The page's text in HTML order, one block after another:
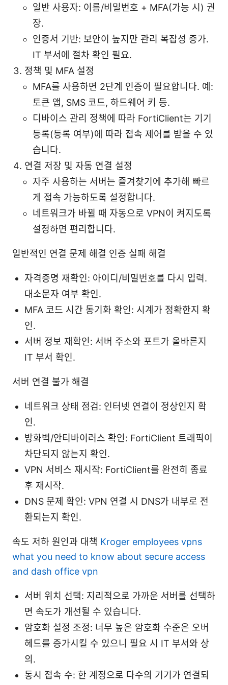
일반 사용자: 이름/비밀번호 + MFA(가능 시) 권
장.
인증서 기반: 보안이 높지만 관리 복잡성 증가.
IT 부서에 절차 확인 필요.
정책 및 MFA 설정
MFA를 사용하면 2단계 인증이 필요합니다. 예:
토큰 앱, SMS 코드, 하드웨어 키 등.
디바이스 관리 정책에 따라 FortiClient는 기기
등록(등록 여부)에 따라 접속 제어를 받을 수 있
습니다.
연결 저장 및 자동 연결 설정
자주 사용하는 서버는 즐겨찾기에 추가해 빠르
게 접속 가능하도록 설정합니다.
네트워크가 바뀔 때 자동으로 VPN이 켜지도록
설정하면 편리합니다.
일반적인 연결 문제 해결 인증 실패 해결
자격증명 재확인: 아이디/비밀번호를 다시 입력.
대소문자 여부 확인.
MFA 코드 시간 동기화 확인: 시계가 정확한지 확
인.
서버 정보 재확인: 서버 주소와 포트가 올바른지
IT 부서 확인.
서버 연결 불가 해결
네트워크 상태 점검: 인터넷 연결이 정상인지 확
인.
방화벽/안티바이러스 확인: FortiClient 트래픽이
차단되지 않는지 확인.
VPN 서비스 재시작: FortiClient를 완전히 종료
후 재시작.
DNS 문제 확인: VPN 연결 시 DNS가 내부로 전
환되는지 확인.
속도 저하 원인과 대책 Kroger employees vpns
what you need to know about secure access
and dash office vpn
서버 위치 선택: 지리적으로 가까운 서버를 선택하
면 속도가 개선될 수 있습니다.
암호화 설정 조정: 너무 높은 암호화 수준은 오버
헤드를 증가시킬 수 있으니 필요 시 IT 부서와 상
의.
동시 접속 수: 한 계정으로 다수의 기기가 연결되